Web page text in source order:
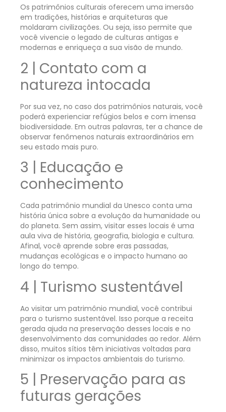
Os patrimônios culturais oferecem uma imersão
em tradições, histórias e arquiteturas que
moldaram civilizações. Ou seja, isso permite que
você vivencie o legado de culturas antigas e
modernas e enriqueça a sua visão de mundo.
2 | Contato com a
natureza intocada
Por sua vez, no caso dos patrimônios naturais, você
poderá experienciar refúgios belos e com imensa
biodiversidade. Em outras palavras, ter a chance de
observar fenômenos naturais extraordinários em
seu estado mais puro.
3 | Educação e
conhecimento
Cada patrimônio mundial da Unesco conta uma
história única sobre a evolução da humanidade ou
do planeta. Sem assim, visitar esses locais é uma
aula viva de história, geografia, biologia e cultura.
Afinal, você aprende sobre eras passadas,
mudanças ecológicas e o impacto humano ao
longo do tempo.
4 | Turismo sustentável
Ao visitar um patrimônio mundial, você contribui
para o turismo sustentável. Isso porque a receita
gerada ajuda na preservação desses locais e no
desenvolvimento das comunidades ao redor. Além
disso, muitos sítios têm iniciativas voltadas para
minimizar os impactos ambientais do turismo.
5 | Preservação para as
futuras gerações